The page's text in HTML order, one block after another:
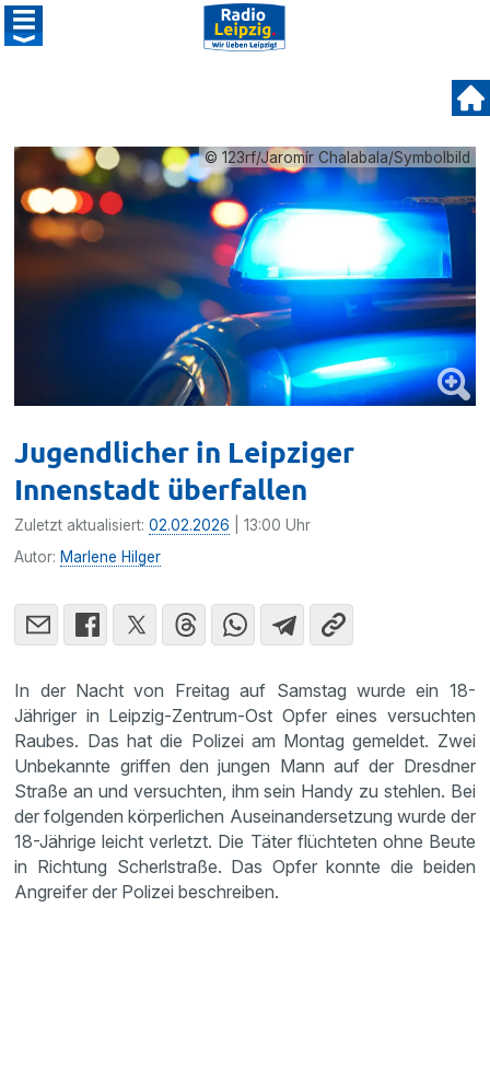
© 123rf/Jaromír Chalabala/Symbolbild
Jugendlicher in Leipziger
Innenstadt überfallen
Zuletzt aktualisiert:02.02.2026 | 13:00 Uhr
Autor: Marlene Hilger
In der Nacht von Freitag auf Samstag wurde ein 18-
Jähriger in Leipzig-Zentrum-Ost Opfer eines versuchten
Raubes. Das hat die Polizei am Montag gemeldet. Zwei
Unbekannte griffen den jungen Mann auf der Dresdner
Straße an und versuchten, ihm sein Handy zu stehlen. Bei
der folgenden körperlichen Auseinandersetzung wurde der
18-Jährige leicht verletzt. Die Täter flüchteten ohne Beute
in Richtung Scherlstraße. Das Opfer konnte die beiden
Angreifer der Polizei beschreiben.